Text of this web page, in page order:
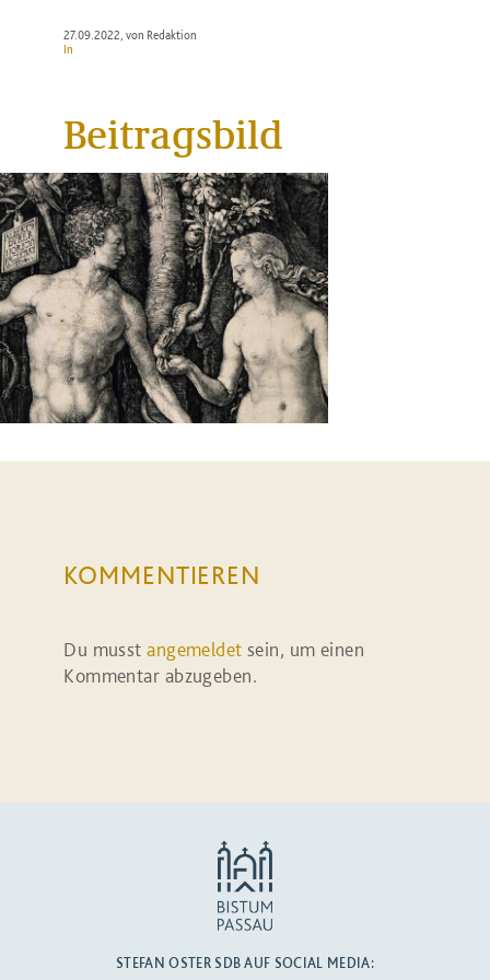
27.09.2022, von Redaktion
In
Beitragsbild
KOMMENTIEREN
Du musstangemeldet sein, um einen
Kommentar abzugeben.
STEFAN OSTER SDB AUF SOCIAL MEDIA: